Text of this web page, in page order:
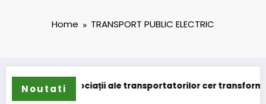
Home TRANSPORT PUBLIC ELECTRIC
Noutati
Două asociații ale transportatorilor cer transformarea